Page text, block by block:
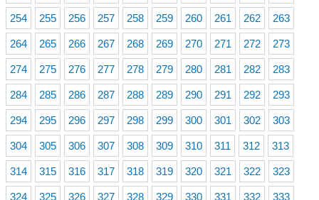
254 255 256 257 258 259 260 261 262 263
264 265 266 267 268 269 270 271 272 273
274 275 276 277 278 279 280 281 282 283
284 285 286 287 288 289 290 291 292 293
294 295 296 297 298 299 300 301 302 303
304 305 306 307 308 309 310 311 312 313
314 315 316 317 318 319 320 321 322 323
324 325 326 327 328 329 330 331 332 333